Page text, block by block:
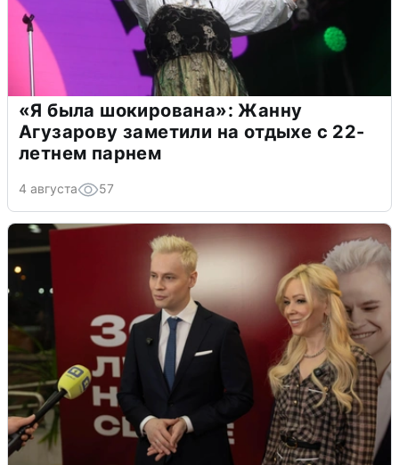
«Я была шокирована»: Жанну
Агузарову заметили на отдыхе с 22-
летнем парнем
4 августа 57